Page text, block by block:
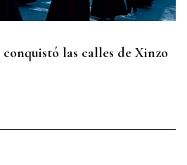
las calles de Xinzo